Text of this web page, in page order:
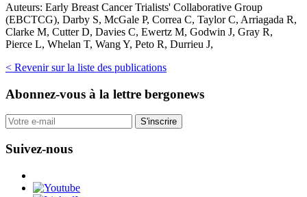
Auteurs: Early Breast Cancer Trialists' Collaborative Group
(EBCTCG), Darby S, McGale P, Correa C, Taylor C, Arriagada R,
Clarke M, Cutter D, Davies C, Ewertz M, Godwin J, Gray R,
Pierce L, Whelan T, Wang Y, Peto R, Durrieu J,
< Revenir sur la liste des publications
Abonnez-vous à la lettre bergonews
S'inscrire
Suivez-nous